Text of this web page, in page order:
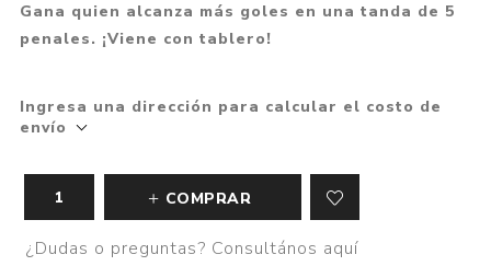
Gana quien alcanza más goles en una tanda de 5
penales. ¡Viene con tablero!
Ingresa una dirección para calcular el costo de
envío
COMPRAR
¿Dudas o preguntas? Consultános aquí